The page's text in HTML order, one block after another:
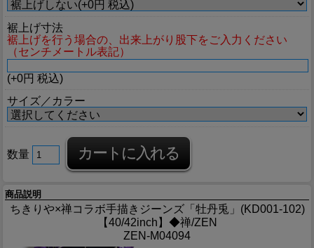
裾上げ寸法
裾上げを行う場合の、出来上がり股下をご入力ください
（センチメートル表記）
(+0円 税込)
サイズ／カラー
数量
商品説明
ちきりや×禅コラボ手描きジーンズ「牡丹兎」(KD001-102)
【40/42inch】◆禅/ZEN
ZEN-M04094